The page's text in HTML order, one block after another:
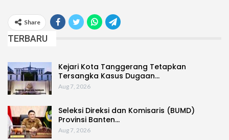
Share
TERBARU
Kejari Kota Tanggerang Tetapkan
Tersangka Kasus Dugaan…
Aug 7, 2026
Seleksi Direksi dan Komisaris (BUMD)
Provinsi Banten…
Aug 7, 2026